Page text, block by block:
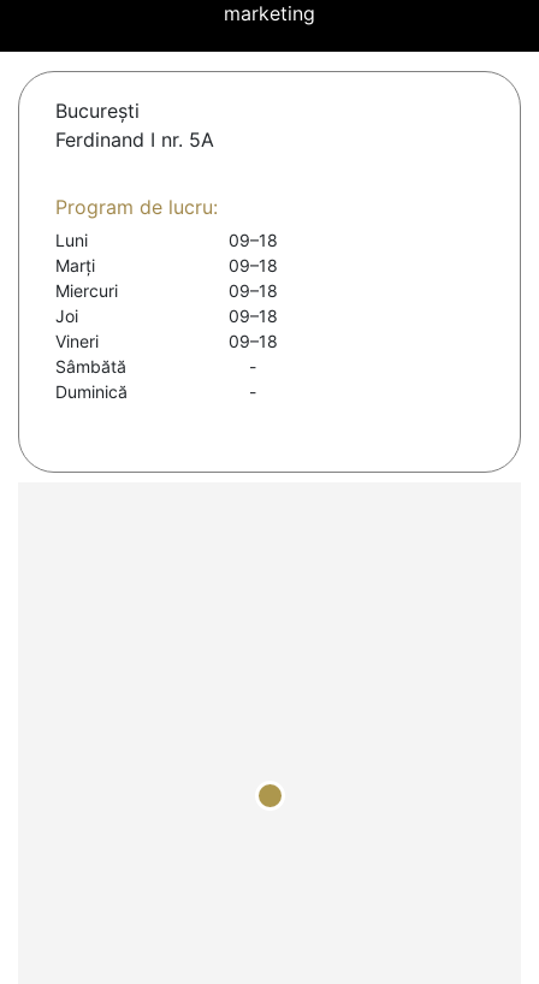
marketing
Bucureşti
Ferdinand I nr. 5A
Program de lucru:
Luni
09–18
Marți
09–18
Miercuri
09–18
Joi
09–18
Vineri
09–18
Sâmbătă
-
Duminică
-